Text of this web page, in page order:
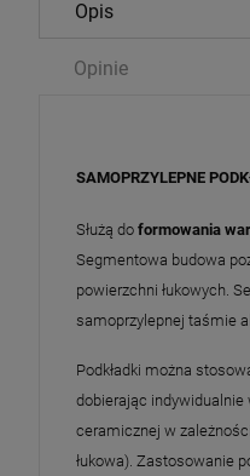
Opis
Opinie
SAMOPRZYLEPNE
Służą do formowania
Segmentowa budowa
powierzchni łukowych.
samoprzylepnej taśmie
Podkładki można
dobierając indywidualnie
ceramicznej w
łukowa). Zastosowanie